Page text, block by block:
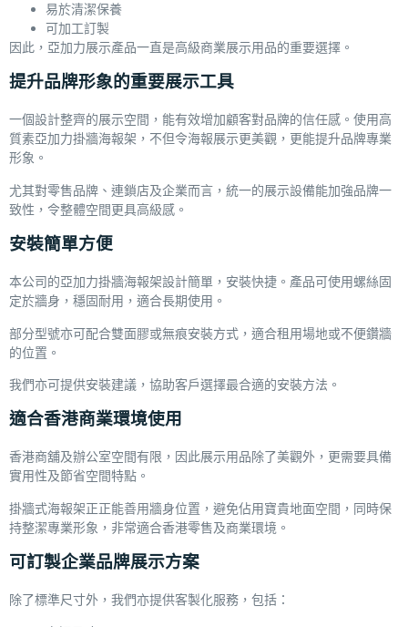
易於清潔保養
可加工訂製
因此，亞加力展示產品一直是高級商業展示用品的重要選擇。
提升品牌形象的重要展示工具
一個設計整齊的展示空間，能有效增加顧客對品牌的信任感。使用高
質素亞加力掛牆海報架，不但令海報展示更美觀，更能提升品牌專業
形象。
尤其對零售品牌、連鎖店及企業而言，統一的展示設備能加強品牌一
致性，令整體空間更具高級感。
安裝簡單方便
本公司的亞加力掛牆海報架設計簡單，安裝快捷。產品可使用螺絲固
定於牆身，穩固耐用，適合長期使用。
部分型號亦可配合雙面膠或無痕安裝方式，適合租用場地或不便鑽牆
的位置。
我們亦可提供安裝建議，協助客戶選擇最合適的安裝方法。
適合香港商業環境使用
香港商舖及辦公室空間有限，因此展示用品除了美觀外，更需要具備
實用性及節省空間特點。
掛牆式海報架正正能善用牆身位置，避免佔用寶貴地面空間，同時保
持整潔專業形象，非常適合香港零售及商業環境。
可訂製企業品牌展示方案
除了標準尺寸外，我們亦提供客製化服務，包括：